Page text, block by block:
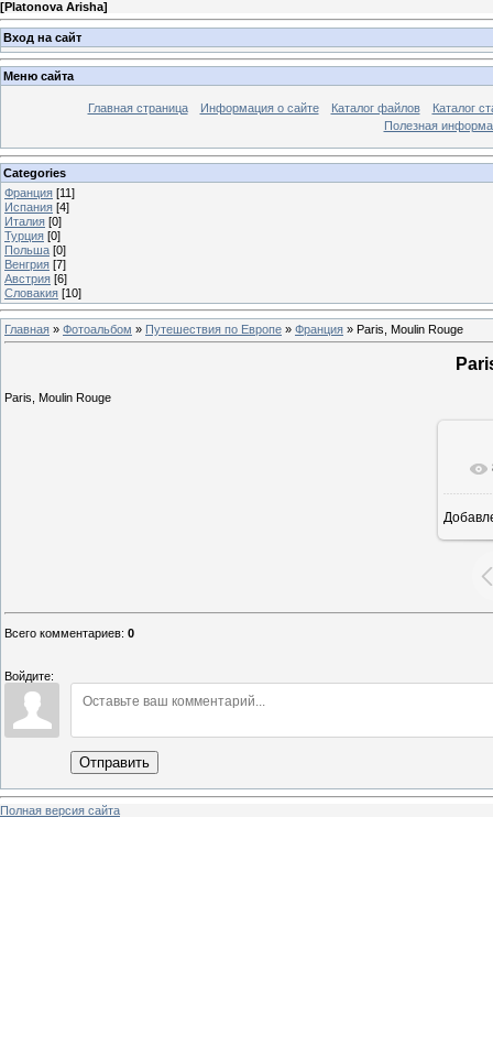
[Platonova Arisha]
Вход на сайт
Меню сайта
Главная страница Информация о сайте Каталог файлов
Каталог
Полезная
Categories
Франция [11]
Испания [4]
Италия [0]
Турция [0]
Польша [0]
Венгрия [7]
Австрия [6]
Словакия [10]
Главная » Фотоальбом » Путешествия по Европе » Франция » Paris, Moulin Rouge
Paris, Moulin Rouge
Всего комментариев: 0
Войдите:
Отправить
Полная версия сайта